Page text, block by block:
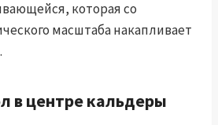
которая со
масштаба накапливает
в центре кальдеры